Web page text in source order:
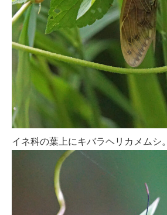
イネ科の葉上にキバラヘリカメムシ。